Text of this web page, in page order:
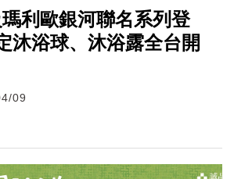
利歐銀河聯名系列登
沐浴球、沐浴露全台開
09